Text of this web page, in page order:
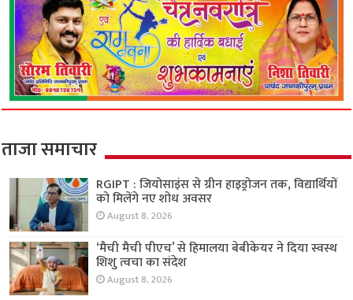
ताजा समाचार
RGIPT : जियोसाइंस से ग्रीन हाइड्रोजन तक, विद्यार्थियों
को मिलेंगे नए शोध अवसर
August 8, 2026
‘मैची मैची पीएच’ से हिमालया बेबीकेयर ने दिया स्वस्थ
शिशु त्वचा का संदेश
August 8, 2026